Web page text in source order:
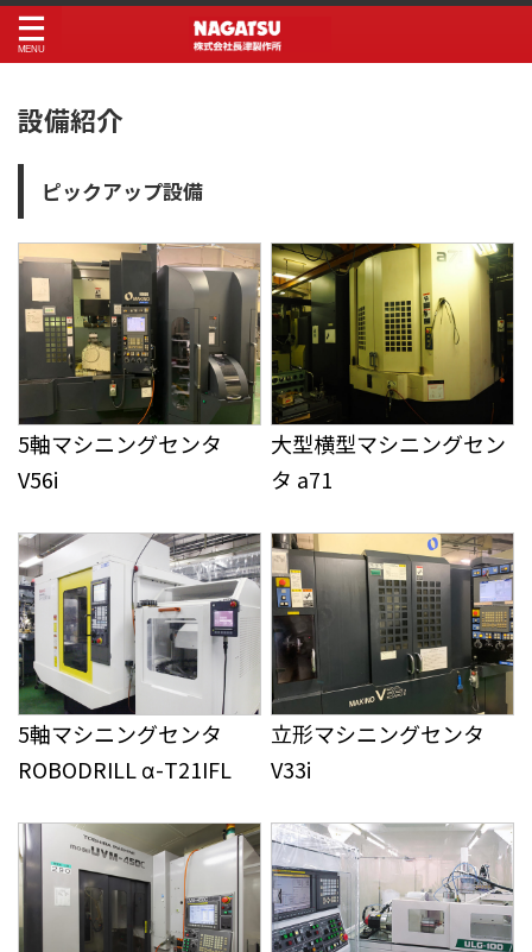
設備紹介
ピックアップ設備
5軸マシニングセンタ
V56i
大型横型マシニングセン
タ a71
5軸マシニングセンタ
ROBODRILL α-T21IFL
立形マシニングセンタ
V33i